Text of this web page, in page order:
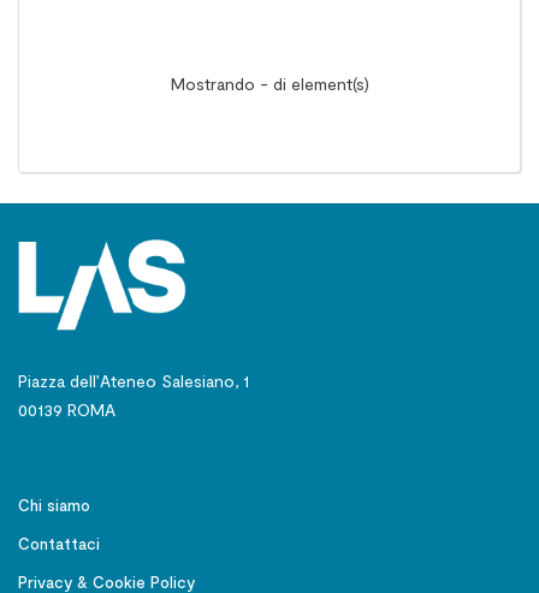
Mostrando - di element(s)
Piazza dell’Ateneo Salesiano, 1
00139 ROMA
Chi siamo
Contattaci
Privacy & Cookie Policy